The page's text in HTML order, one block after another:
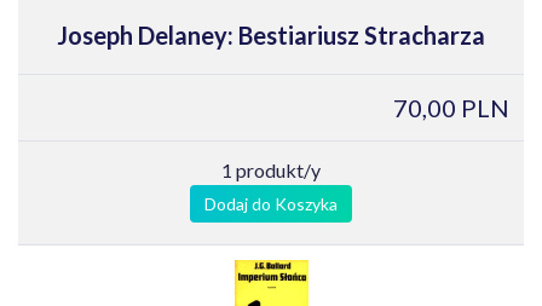
Joseph Delaney: Bestiariusz Stracharza
70,00 PLN
1 produkt/y
Dodaj do Koszyka